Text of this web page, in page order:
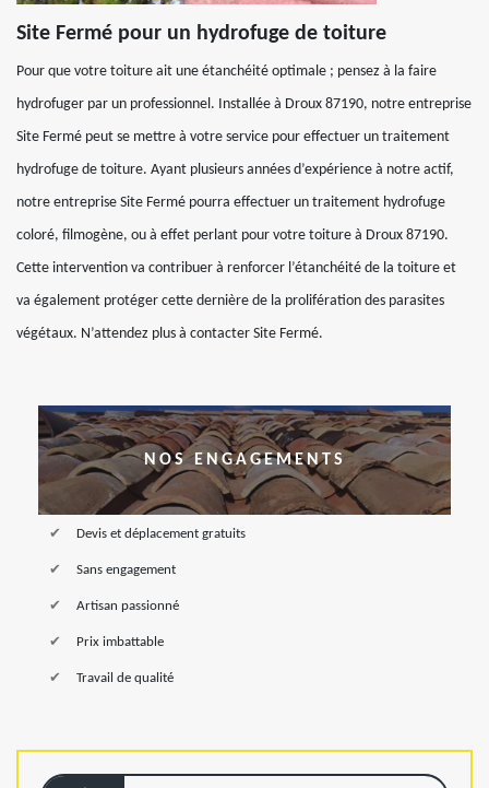
Site Fermé pour un hydrofuge de toiture
Pour que votre toiture ait une étanchéité optimale ; pensez à la faire
hydrofuger par un professionnel. Installée à Droux 87190, notre entreprise
Site Fermé peut se mettre à votre service pour effectuer un traitement
hydrofuge de toiture. Ayant plusieurs années d’expérience à notre actif,
notre entreprise Site Fermé pourra effectuer un traitement hydrofuge
coloré, filmogène, ou à effet perlant pour votre toiture à Droux 87190.
Cette intervention va contribuer à renforcer l’étanchéité de la toiture et
va également protéger cette dernière de la prolifération des parasites
végétaux. N’attendez plus à contacter Site Fermé.
NOS ENGAGEMENTS
Devis et déplacement gratuits
Sans engagement
Artisan passionné
Prix imbattable
Travail de qualité